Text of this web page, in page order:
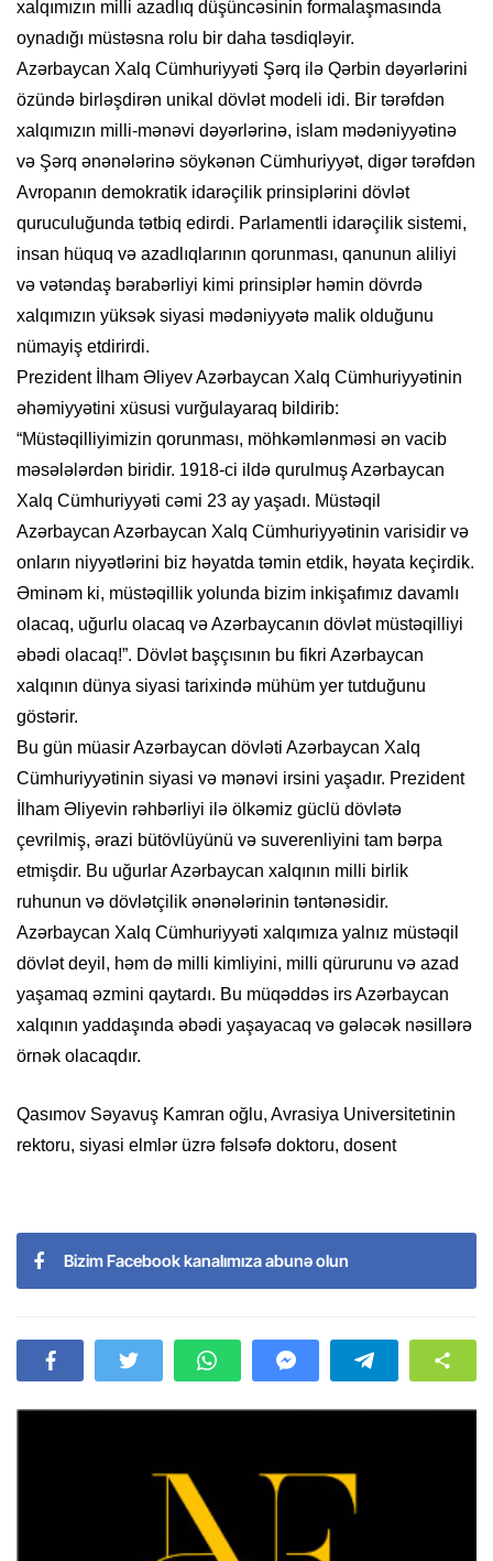
xalqımızın milli azadlıq düşüncəsinin formalaşmasında
oynadığı müstəsna rolu bir daha təsdiqləyir.
Azərbaycan Xalq Cümhuriyyəti Şərq ilə Qərbin dəyərlərini
özündə birləşdirən unikal dövlət modeli idi. Bir tərəfdən
xalqımızın milli-mənəvi dəyərlərinə, islam mədəniyyətinə
və Şərq ənənələrinə söykənən Cümhuriyyət, digər tərəfdən
Avropanın demokratik idarəçilik prinsiplərini dövlət
quruculuğunda tətbiq edirdi. Parlamentli idarəçilik sistemi,
insan hüquq və azadlıqlarının qorunması, qanunun aliliyi
və vətəndaş bərabərliyi kimi prinsiplər həmin dövrdə
xalqımızın yüksək siyasi mədəniyyətə malik olduğunu
nümayiş etdirirdi.
Prezident İlham Əliyev Azərbaycan Xalq Cümhuriyyətinin
əhəmiyyətini xüsusi vurğulayaraq bildirib:
“Müstəqilliyimizin qorunması, möhkəmlənməsi ən vacib
məsələlərdən biridir. 1918-ci ildə qurulmuş Azərbaycan
Xalq Cümhuriyyəti cəmi 23 ay yaşadı. Müstəqil
Azərbaycan Azərbaycan Xalq Cümhuriyyətinin varisidir və
onların niyyətlərini biz həyatda təmin etdik, həyata keçirdik.
Əminəm ki, müstəqillik yolunda bizim inkişafımız davamlı
olacaq, uğurlu olacaq və Azərbaycanın dövlət müstəqilliyi
əbədi olacaq!”. Dövlət başçısının bu fikri Azərbaycan
xalqının dünya siyasi tarixində mühüm yer tutduğunu
göstərir.
Bu gün müasir Azərbaycan dövləti Azərbaycan Xalq
Cümhuriyyətinin siyasi və mənəvi irsini yaşadır. Prezident
İlham Əliyevin rəhbərliyi ilə ölkəmiz güclü dövlətə
çevrilmiş, ərazi bütövlüyünü və suverenliyini tam bərpa
etmişdir. Bu uğurlar Azərbaycan xalqının milli birlik
ruhunun və dövlətçilik ənənələrinin təntənəsidir.
Azərbaycan Xalq Cümhuriyyəti xalqımıza yalnız müstəqil
dövlət deyil, həm də milli kimliyini, milli qürurunu və azad
yaşamaq əzmini qaytardı. Bu müqəddəs irs Azərbaycan
xalqının yaddaşında əbədi yaşayacaq və gələcək nəsillərə
örnək olacaqdır.
Qasımov Səyavuş Kamran oğlu, Avrasiya Universitetinin
rektoru, siyasi elmlər üzrə fəlsəfə doktoru, dosent
Bizim Facebook kanalımıza abunə olun